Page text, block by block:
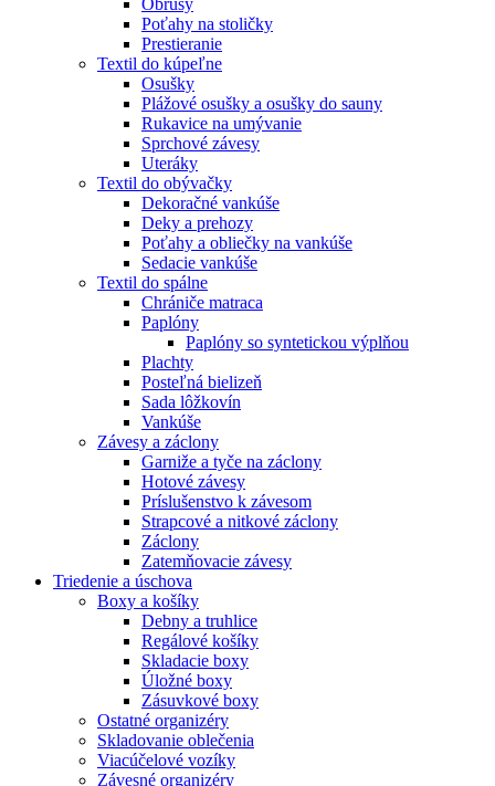
Poťahy na stoličky
Prestieranie
Textil do kúpeľne
Osušky
Plážové osušky a osušky do sauny
Rukavice na umývanie
Sprchové závesy
Uteráky
Textil do obývačky
Dekoračné vankúše
Deky a prehozy
Poťahy a obliečky na vankúše
Sedacie vankúše
Textil do spálne
Chrániče matraca
Paplóny
Paplóny so syntetickou výplňou
Plachty
Posteľná bielizeň
Sada lôžkovín
Vankúše
Závesy a záclony
Garniže a tyče na záclony
Hotové závesy
Príslušenstvo k závesom
Strapcové a nitkové záclony
Záclony
Zatemňovacie závesy
Triedenie a úschova
Boxy a košíky
Debny a truhlice
Regálové košíky
Skladacie boxy
Úložné boxy
Zásuvkové boxy
Ostatné organizéry
Skladovanie oblečenia
Viacúčelové vozíky
Závesné organizéry